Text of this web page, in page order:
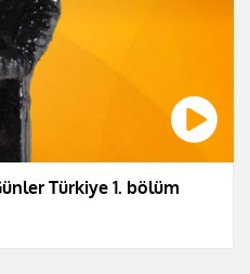
Türkiye 1. bölüm